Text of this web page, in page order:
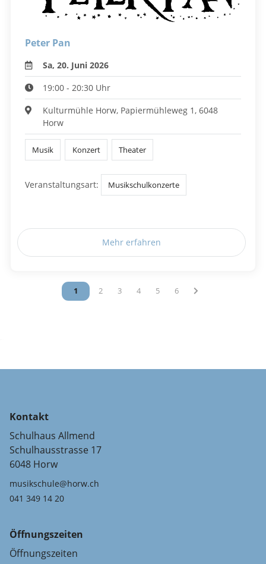
Peter Pan
Sa, 20. Juni 2026
19:00 - 20:30 Uhr
Kulturmühle Horw, Papiermühleweg 1, 6048
Horw
Musik Konzert Theater
Veranstaltungsart: Musikschulkonzerte
Mehr erfahren
Vous êtes sur la page
1 Vous êtes sur la page
2 Vous êtes sur la page
3 Vous êtes sur la page
4 Vous êtes sur la page
5 Vous êtes sur la page
6
Kontakt
Schulhaus Allmend
Schulhausstrasse 17
6048 Horw
musikschule@horw.ch
041 349 14 20
Öffnungszeiten
Öffnungszeiten